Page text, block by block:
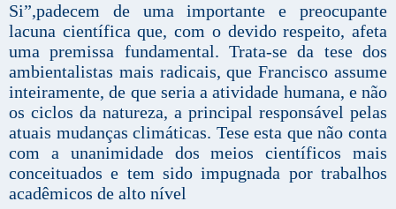
Si”,padecem de uma importante e preocupante
lacuna científica que, com o devido respeito, afeta
uma premissa fundamental. Trata-se da tese dos
ambientalistas mais radicais, que Francisco assume
inteiramente, de que seria a atividade humana, e não
os ciclos da natureza, a principal responsável pelas
atuais mudanças climáticas. Tese esta que não conta
com a unanimidade dos meios científicos mais
conceituados e tem sido impugnada por trabalhos
acadêmicos de alto nível